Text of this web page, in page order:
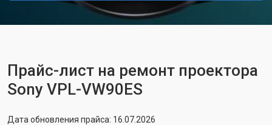
Прайс-лист на ремонт проектора
Sony VPL-VW90ES
Дата обновления прайса: 16.07.2026